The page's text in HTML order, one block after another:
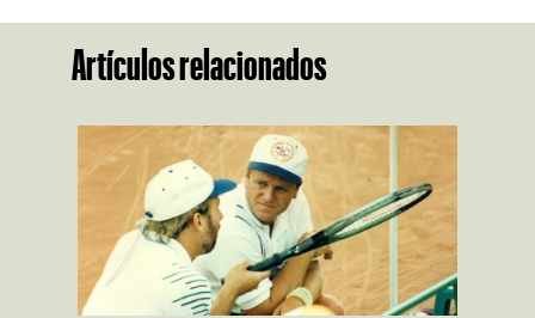
Artículos relacionados